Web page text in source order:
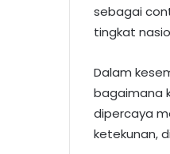
sebagai
tingkat
Dalam
bagaimana
dipercaya
ketekunan,